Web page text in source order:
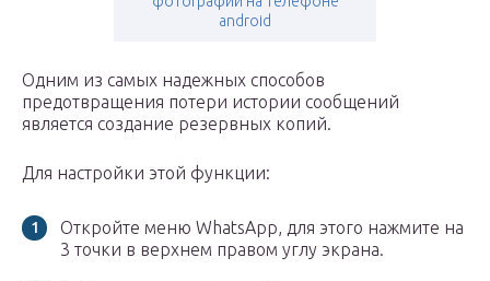
android
Одним из самых надежных способов
предотвращения потери истории сообщений
является создание резервных копий.
Для настройки этой функции:
Откройте меню WhatsApp, для этого нажмите на
3 точки в верхнем правом углу экрана.